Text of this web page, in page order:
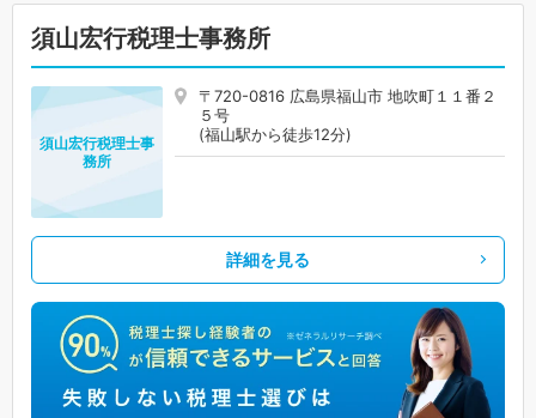
須山宏行税理士事務所
〒720-0816 広島県福山市 地吹町１１番２
５号
(福山駅から徒歩12分)
須山宏行税理士事
務所
詳細を見る